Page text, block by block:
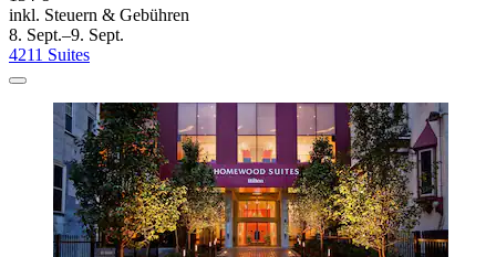
inkl. Steuern & Gebühren
8. Sept.–9. Sept.
4211 Suites